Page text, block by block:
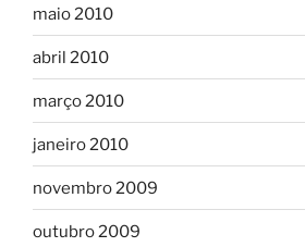
maio 2010
abril 2010
março 2010
janeiro 2010
novembro 2009
outubro 2009